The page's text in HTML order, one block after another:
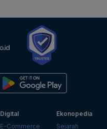
Digital
E-Commerce
Ekonopedia
Sejarah